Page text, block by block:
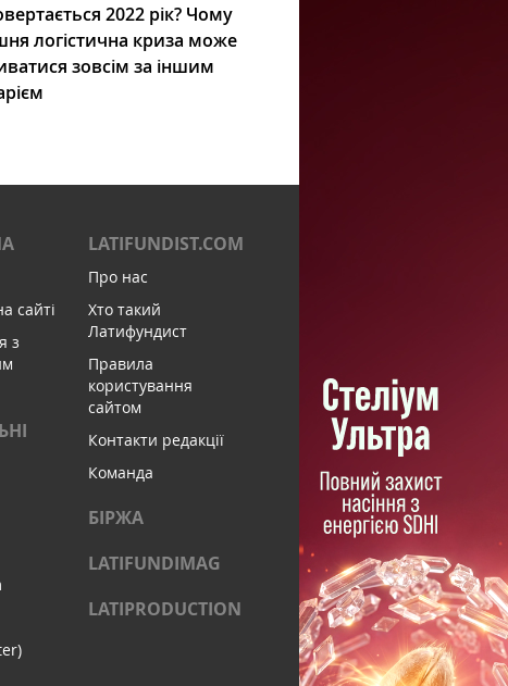
2022 рік? Чому
логістична криза може
зовсім за іншим
сайті
з
LATIFUNDIST.COM
Про нас
Хто такий
Латифундист
Правила
користування
сайтом
Контакти редакції
Команда
БІРЖА
LATIFUNDIMAG
LATIPRODUCTION